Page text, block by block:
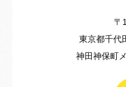
〒
東京都千代
神田神保町